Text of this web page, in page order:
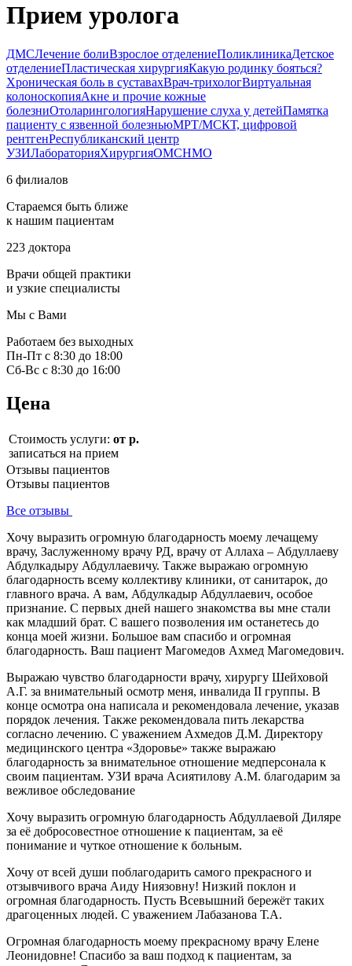
Прием уролога
ДМСЛечение болиВзрослое отделениеПоликлиникаДетское
отделениеПластическая хирургияКакую родинку бояться?
Хроническая боль в суставахВрач-трихологВиртуальная
колоноскопияАкне и прочие кожные
болезниОтоларингологияНарушение слуха у детейПамятка
пациенту с язвенной болезньюМРТ/МСКТ, цифровой
рентгенРеспубликанский центр
УЗИЛабораторияХирургияОМСНМО
6 филиалов
Стараемся быть ближе
к нашим пациентам
223 доктора
Врачи общей практики
и узкие специалисты
Мы с Вами
Работаем без выходных
Пн-Пт с 8:30 до 18:00
Сб-Вс с 8:30 до 16:00
Цена
Стоимость услуги: от р.
записаться на прием
Отзывы пациентов
Отзывы пациентов
Все отзывы
Хочу выразить огромную благодарность моему лечащему
врачу, Заслуженному врачу РД, врачу от Аллаха – Абдуллаеву
Абдулкадыру Абдуллаевичу. Также выражаю огромную
благодарность всему коллективу клиники, от санитарок, до
главного врача. А вам, Абдулкадыр Абдуллаевич, особое
признание. С первых дней нашего знакомства вы мне стали
как младший брат. С вашего позволения им останетесь до
конца моей жизни. Большое вам спасибо и огромная
благодарность. Ваш пациент Магомедов Ахмед Магомедович.
Выражаю чувство благодарности врачу, хирургу Шейховой
А.Г. за внимательный осмотр меня, инвалида II группы. В
конце осмотра она написала и рекомендовала лечение, указав
порядок лечения. Также рекомендовала пить лекарства
согласно лечению. С уважением Ахмедов Д.М. Директору
медицинского центра «Здоровье» также выражаю
благодарность за внимательное отношение медперсонала к
своим пациентам. УЗИ врача Асиятилову А.М. благодарим за
вежливое обследование
Хочу выразить огромную благодарность Абдуллаевой Диляре
за её добросовестное отношение к пациентам, за её
понимание и чуткое отношение к больным.
Хочу от всей души поблагодарить самого прекрасного и
отзывчивого врача Аиду Ниязовну! Низкий поклон и
огромная благодарность. Пусть Всевышний бережёт таких
драгоценных людей. С уважением Лабазанова Т.А.
Огромная благодарность моему прекрасному врачу Елене
Леонидовне! Спасибо за ваш подход к пациентам, за